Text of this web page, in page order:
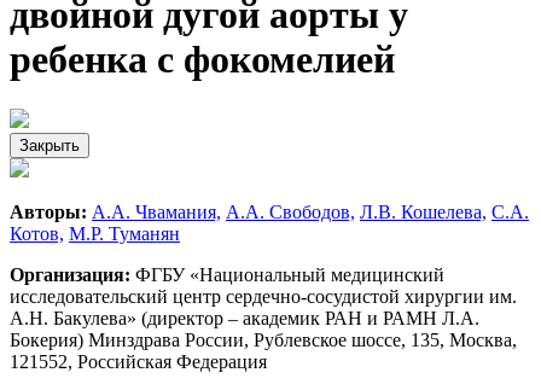
двойной дугой аорты у
ребенка с фокомелией
Закрыть
Авторы: А.А. Чвамания, А.А. Свободов, Л.В. Кошелева, С.А.
Котов, М.Р. Туманян
Организация: ФГБУ «Национальный медицинский
исследовательский центр сердечно-сосудистой хирургии им.
А.Н. Бакулева» (директор – академик РАН и РАМН Л.А.
Бокерия) Минздрава России, Рублевское шоссе, 135, Москва,
121552, Российская Федерация